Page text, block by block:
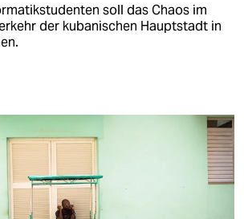
soll das Chaos im
der kubanischen Hauptstadt in